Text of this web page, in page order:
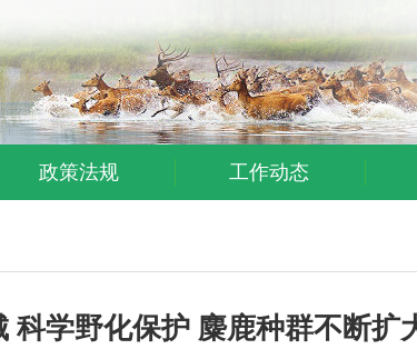
政策法规 工作动态
科学野化保护 麋鹿种群不断扩